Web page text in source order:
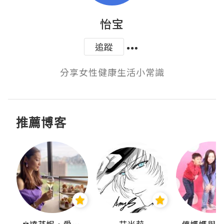
怡宝
追蹤
分享女性健康生活小常識
推薦博客